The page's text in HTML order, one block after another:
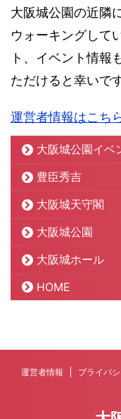
大阪城公園の近隣
ウォーキングして
ト、イベント情報
ただけると幸いです
運営者情報はこち
大阪城公園イベ
豊臣秀吉
大阪城天守閣
大阪城公園
大阪城ホール
HOME
運営者情報 プライバ